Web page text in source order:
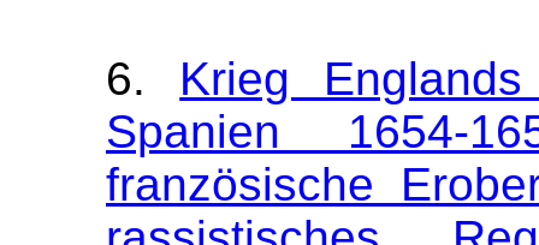
6. Krieg
Spanien 1654-
französische